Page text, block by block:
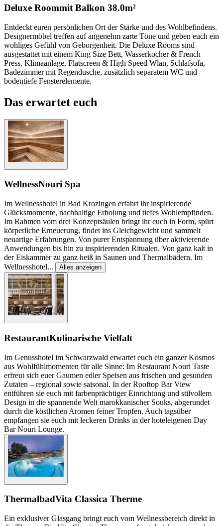
Deluxe Roommit Balkon 38.0m²
Entdeckt euren persönlichen Ort der Stärke und des Wohlbefindens.
Designermöbel treffen auf angenehm zarte Töne und geben euch ein
wohliges Gefühl von Geborgenheit. Die Deluxe Rooms sind
ausgestattet mit einem King Size Bett, Wasserkocher & French
Press, Klimaanlage, Flatscreen & High Speed Wlan, Schlafsofa,
Badezimmer mit Regendusche, zusätzlich separatem WC und
bodentiefe Fensterelemente.
Das erwartet euch
WellnessNouri Spa
Im Wellnesshotel in Bad Krozingen erfahrt ihr inspirierende
Glücksmomente, nachhaltige Erholung und tiefes Wohlempfinden.
Im Rahmen vom drei Konzeptsäulen bringt ihr euch in Form, spürt
körperliche Erneuerung, findet ins Gleich­gewicht und sammelt
neuartige Erfahrungen. Von pur­er Entspannung über aktivierende
Anwendungen bis hin zu inspirierenden Ritualen. Von ganz kalt in
der Eis­kammer zu ganz heiß in Saunen und Thermalbädern. Im
Wellnesshotel... Alles anzeigen
RestaurantKulinarische Vielfalt
Im Genusshotel im Schwarzwald erwartet euch ein ganzer Kosmos
aus Wohlfühlmomenten für alle Sinne: Im Restaurant Nouri Taste
erfreut sich euer Gaumen edler Speisen aus frischen und gesunden
Zutaten – regional sowie saisonal. In der Rooftop Bar View
entführen sie euch mit farbenprächtiger Einrichtung und stilvollem
Design in die spannende Welt marokkanischer Souks, abgerundet
durch die köstlichen Aromen feiner Tropfen. Auch tagsüber
empfangen sie euch mit leckeren Drinks in der hoteleigenen Day
Bar Nouri Lounge.
ThermalbadVita Classica Therme
Ein exklusiver Glasgang bringt euch vom Wellness­bereich direkt in